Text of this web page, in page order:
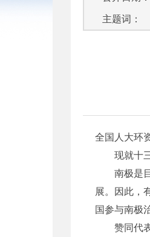
主题词：
全国人大环
现就十三
南极是目
展。因此，
国参与南极
赞同代表